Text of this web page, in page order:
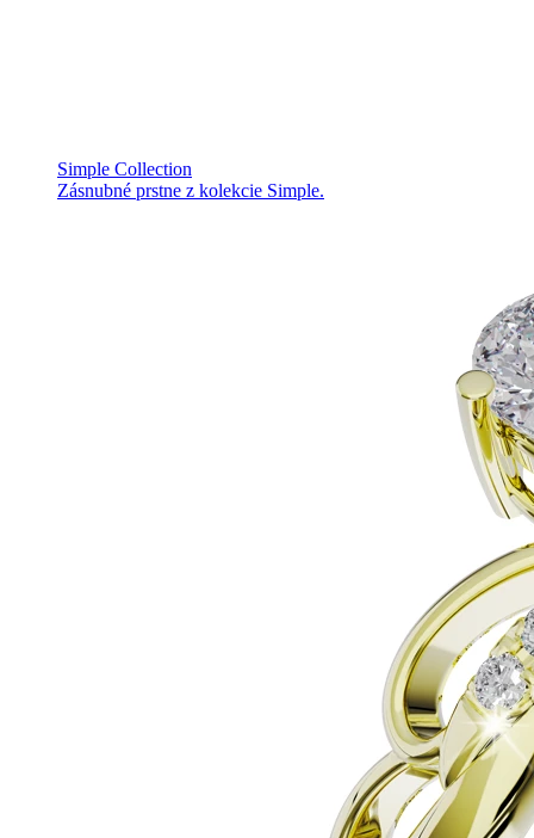
Simple Collection
Zásnubné prstne z kolekcie Simple.